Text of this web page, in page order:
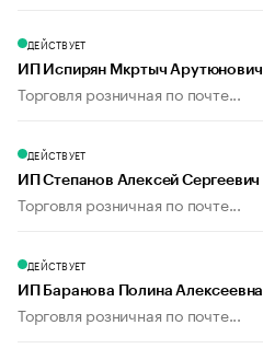
ДЕЙСТВУЕТ
ИП Испирян Мкртыч Арутюнович
Торговля розничная по почте...
ДЕЙСТВУЕТ
ИП Степанов Алексей Сергеевич
Торговля розничная по почте...
ДЕЙСТВУЕТ
ИП Баранова Полина Алексеевна
Торговля розничная по почте...